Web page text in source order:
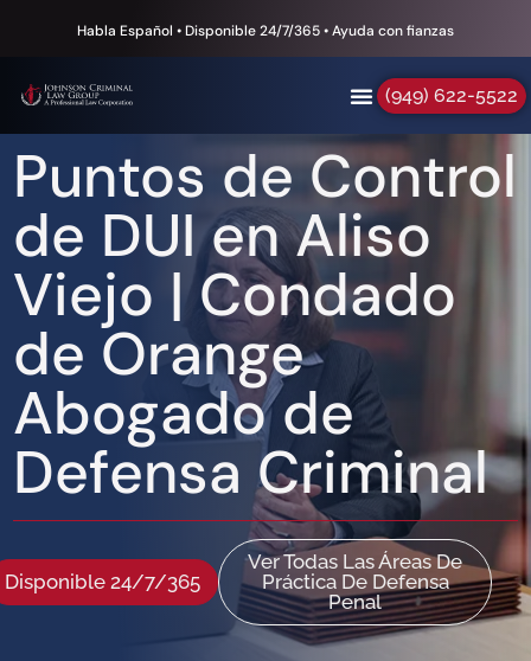
Habla Español • Disponible 24/7/365 • Ayuda con fianzas
(949) 622-5522
Puntos de Control
de DUI en Aliso
Viejo | Condado
de Orange
Abogado de
Defensa Criminal
Disponible 24/7/365
Ver Todas Las Áreas De
Práctica De Defensa
Penal